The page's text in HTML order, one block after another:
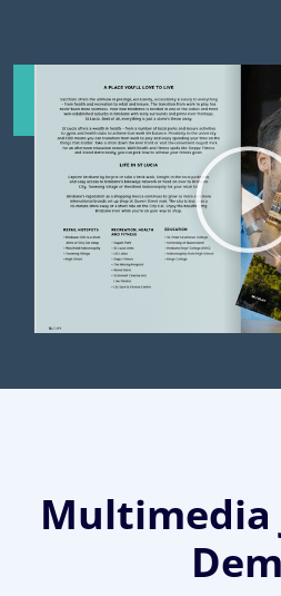
Multimedia